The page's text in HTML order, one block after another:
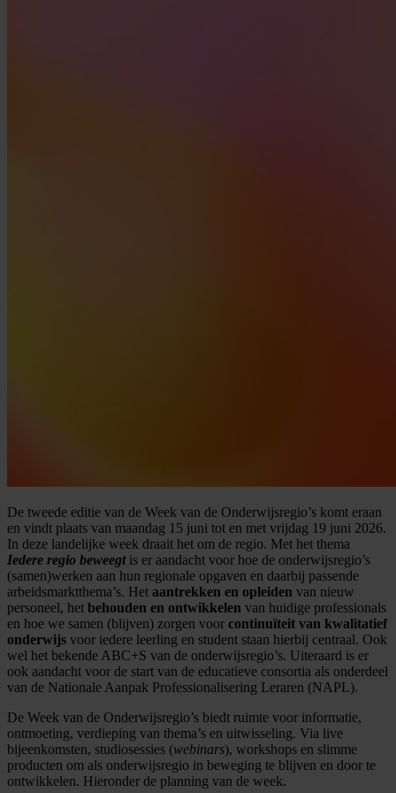
De tweede editie van de Week van de Onderwijsregio’s komt eraan
en vindt plaats van maandag 15 juni tot en met vrijdag 19 juni 2026.
In deze landelijke week draait het om de regio. Met het thema
Iedere regio beweegt is er aandacht voor hoe de onderwijsregio’s
(samen)werken aan hun regionale opgaven en daarbij passende
arbeidsmarktthema’s. Het aantrekken en opleiden van nieuw
personeel, het behouden en ontwikkelen van huidige professionals
en hoe we samen (blijven) zorgen voor continuïteit van kwalitatief
onderwijs voor iedere leerling en student staan hierbij centraal. Ook
wel het bekende ABC+S van de onderwijsregio’s. Uiteraard is er
ook aandacht voor de start van de educatieve consortia als onderdeel
van de Nationale Aanpak Professionalisering Leraren (NAPL).
De Week van de Onderwijsregio’s biedt ruimte voor informatie,
ontmoeting, verdieping van thema’s en uitwisseling. Via live
bijeenkomsten, studiosessies (webinars), workshops en slimme
producten om als onderwijsregio in beweging te blijven en door te
ontwikkelen. Hieronder de planning van de week.